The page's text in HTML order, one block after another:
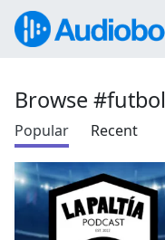
Browse #futbol
Popular Recent